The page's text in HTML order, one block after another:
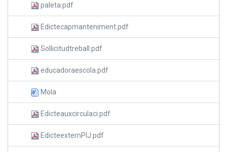
paleta.pdf
Edictecapmanteniment.pdf
Sollicitudtreball.pdf
educadoraescola.pdf
Mola
Edicteauxcirculaci.pdf
EdicteexternPIJ.pdf